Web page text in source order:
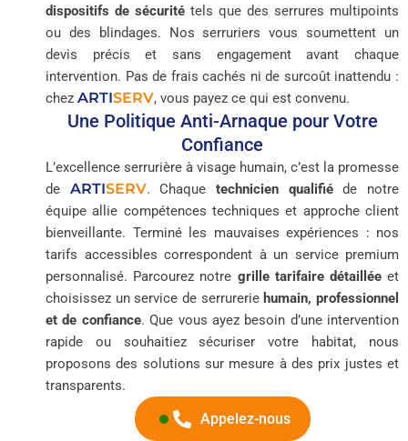
dispositifs de sécurité tels que des serrures multipoints
ou des blindages. Nos serruriers vous soumettent un
devis précis et sans engagement avant chaque
intervention. Pas de frais cachés ni de surcoût inattendu :
chez ARTISERV, vous payez ce qui est convenu.
Une Politique Anti-Arnaque pour Votre
Confiance
L’excellence serrurière à visage humain, c’est la promesse
de ARTISERV. Chaquetechnicien qualifiéde notre
équipe allie compétences techniques et approche client
bienveillante. Terminé les mauvaises expériences : nos
tarifs accessibles correspondent à un service premium
personnalisé. Parcourez notre grille tarifaire détailléeet
choisissez un service de serrurerie humain, professionnel
et de confiance. Que vous ayez besoin d’une intervention
rapide ou souhaitiez sécuriser votre habitat, nous
proposons des solutions sur mesure à des prix justes et
transparents.
Appelez-nous